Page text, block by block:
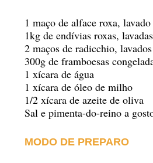
1 maço de alface roxa,
1kg de endívias roxas, lavadas
2 maços de radicchio,
300g de framboesas
1 xícara de água
1 xícara de óleo de milho
1/2 xícara de azeite de oliva
Sal e pimenta-do-reino a
MODO DE PREPARO